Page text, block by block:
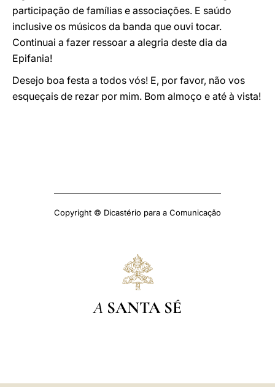
participação de famílias e associações. E saúdo
inclusive os músicos da banda que ouvi tocar.
Continuai a fazer ressoar a alegria deste dia da
Epifania!
Desejo boa festa a todos vós! E, por favor, não vos
esqueçais de rezar por mim. Bom almoço e até à vista!
Copyright © Dicastério para a Comunicação
A SANTA SÉ